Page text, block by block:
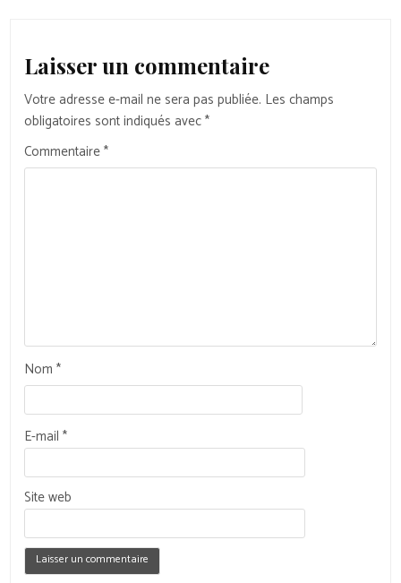
Laisser un commentaire
Votre adresse e-mail ne sera pas publiée. Les champs
obligatoires sont indiqués avec*
Commentaire*
Nom*
E-mail*
Site web